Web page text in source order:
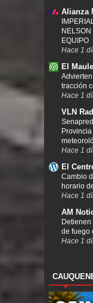
Alianza
EQUIPO
Hace 1
El
tracción
Hace 1
VLN
Hace 1
El
Cambio
horario
Hace 1
AM
de fuego
Hace 1